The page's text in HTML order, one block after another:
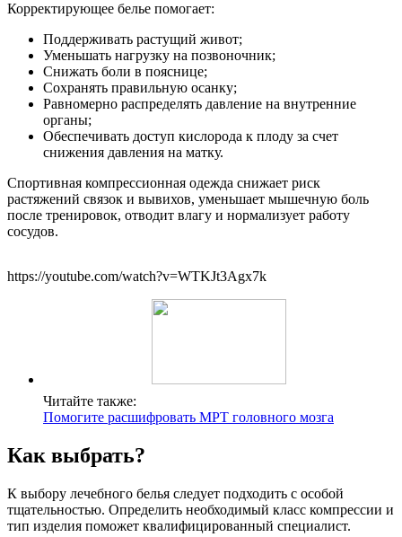
Корректирующее белье помогает:
Поддерживать растущий живот;
Уменьшать нагрузку на позвоночник;
Снижать боли в пояснице;
Сохранять правильную осанку;
Равномерно распределять давление на внутренние
органы;
Обеспечивать доступ кислорода к плоду за счет
снижения давления на матку.
Спортивная компрессионная одежда снижает риск
растяжений связок и вывихов, уменьшает мышечную боль
после тренировок, отводит влагу и нормализует работу
сосудов.
https://youtube.com/watch?v=WTKJt3Agx7k
Читайте также:
Помогите расшифровать МРТ головного мозга
Как выбрать?
К выбору лечебного белья следует подходить с особой
тщательностью. Определить необходимый класс компрессии и
тип изделия поможет квалифицированный специалист.